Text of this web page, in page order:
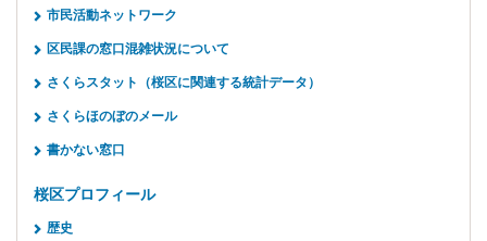
市民活動ネットワーク
区民課の窓口混雑状況について
さくらスタット（桜区に関連する統計データ）
さくらほのぼのメール
書かない窓口
桜区プロフィール
歴史